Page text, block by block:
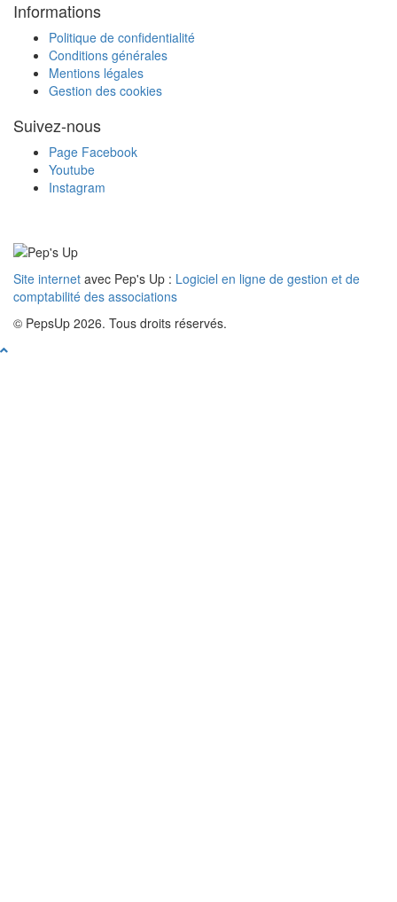
Informations
Politique de confidentialité
Conditions générales
Mentions légales
Gestion des cookies
Suivez-nous
Page Facebook
Youtube
Instagram
Site internet avec Pep's Up : Logiciel en ligne de gestion et de
comptabilité des associations
© PepsUp 2026. Tous droits réservés.